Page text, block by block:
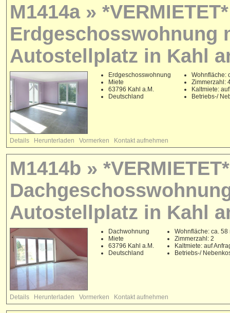
M1414a »
Erdgeschosswohnung
Autostellplatz in Kahl
Erdgeschosswohnung
Miete
63796 Kahl a.M.
Deutschland
Wohnfläche:
Zimmerzahl:
Kaltmiete:
Betriebs-/
Details Herunterladen Vormerken Kontakt aufnehmen
M1414b »
Autostellplatz in Kahl
Dachwohnung
Miete
63796 Kahl a.M.
Deutschland
Wohnfläche: ca. 58
Zimmerzahl: 2
Kaltmiete: auf
Betriebs-/
Details Herunterladen Vormerken Kontakt aufnehmen